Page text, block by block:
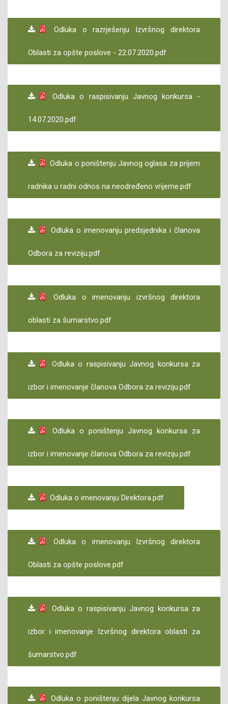
Odluka o razrješenju Izvršnog direktora
Oblasti za opšte poslove - 22.07.2020.pdf
Odluka o raspisivanju Javnog konkursa -
14.07.2020.pdf
Odluka o poništenju Javnog oglasa za prijem
radnika u radni odnos na neodređeno vrijeme.pdf
Odluka o imenovanju predsjednika i članova
Odbora za reviziju.pdf
Odluka o imenovanju izvršnog direktora
oblasti za šumarstvo.pdf
Odluka o raspisivanju Javnog konkursa za
izbor i imenovanje članova Odbora za reviziju.pdf
Odluka o poništenju Javnog konkursa za
izbor i imenovanje članova Odbora za reviziju.pdf
Odluka o imenovanju Direktora.pdf
Odluka o imenovanju Izvršnog direktora
Oblasti za opšte poslove.pdf
Odluka o raspisivanju Javnog konkursa za
izbor i imenovanje Izvršnog direktora oblasti za
šumarstvo.pdf
Odluka o poništenju dijela Javnog konkursa